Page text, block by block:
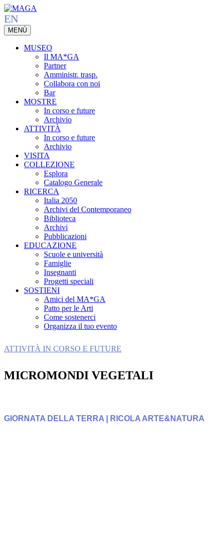
Affina la ricerca:
Mostre
Eventi
Vai
al
contenuto
principale
EN
MENÙ
MUSEO
Il MA*GA
Partner
Amministr. trasp.
Collabora con noi
Bar
MOSTRE
In corso e future
Archivio
ATTIVITÀ
In corso e future
Archivio
VISITA
COLLEZIONE
Esplora
Catalogo Generale
RICERCA
Italia 2050
Archivi del Contemporaneo
Biblioteca
Archivi
Pubblicazioni
EDUCAZIONE
Scuole e università
Famiglie
Insegnanti
Progetti speciali
SOSTIENI
Amici del MA*GA
Patto per le Arti
Come sostenerci
Organizza il tuo evento
ATTIVITÀ IN CORSO E FUTURE
MICROMONDI VEGETALI
GIORNATA DELLA TERRA | RICOLA ARTE&NATURA